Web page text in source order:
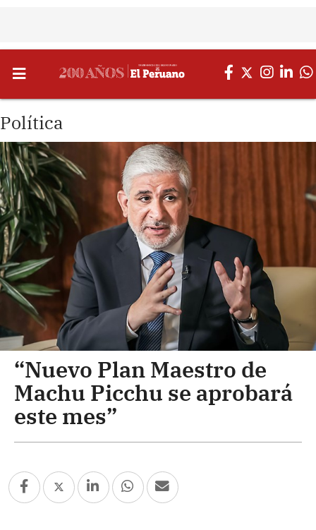
Política
“Nuevo Plan Maestro de
Machu Picchu se aprobará
este mes”